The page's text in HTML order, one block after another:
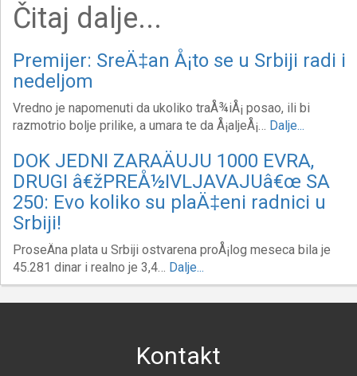
Čitaj dalje...
Premijer: SreÄ‡an Å¡to se u Srbiji radi i
nedeljom
Vredno je napomenuti da ukoliko traÅ¾iÅ¡ posao, ili bi
razmotrio bolje prilike, a umara te da Å¡aljeÅ¡… Dalje...
DOK JEDNI ZARAÄUJU 1000 EVRA,
DRUGI â€žPREÅ½IVLJAVAJUâ€œ SA
250: Evo koliko su plaÄ‡eni radnici u
Srbiji!
ProseÄna plata u Srbiji ostvarena proÅ¡log meseca bila je
45.281 dinar i realno je 3,4… Dalje...
Kontakt